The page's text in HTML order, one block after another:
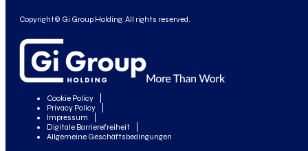
Copyright© Gi Group Holding. All rights reserved.
Cookie Policy
Privacy Policy
Impressum
Digitale Barrierefreiheit
Allgemeine Geschäftsbedingungen